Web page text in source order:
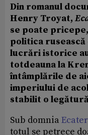
Din romanul
Henry Troyat,
se poate
politica
lucrări istorice
totdeauna la
întâmplările de
imperiului de
stabilit o
Sub domnia
totul se petrece